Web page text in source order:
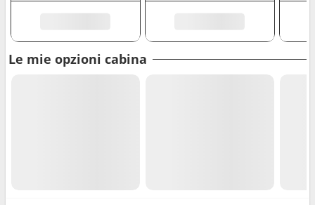
Le mie opzioni cabina